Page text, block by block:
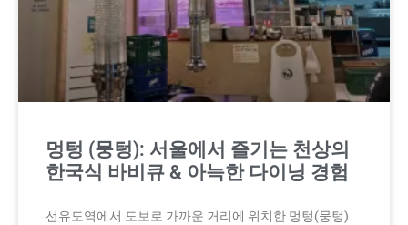
멍텅 (뭉텅): 서울에서 즐기는 천상의
한국식 바비큐 & 아늑한 다이닝 경험
선유도역에서 도보로 가까운 거리에 위치한 멍텅(뭉텅)